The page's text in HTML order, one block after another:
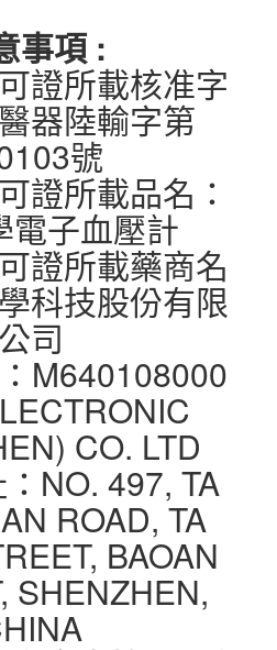
事項 :
證所載核准字
器陸輸字第
號
證所載品名：
電子血壓計
證所載藥商名
科技股份有限
公司
M640108000
CO. LTD
NO. 497, TA
ROAD, TA
BAOAN
SHENZHEN,